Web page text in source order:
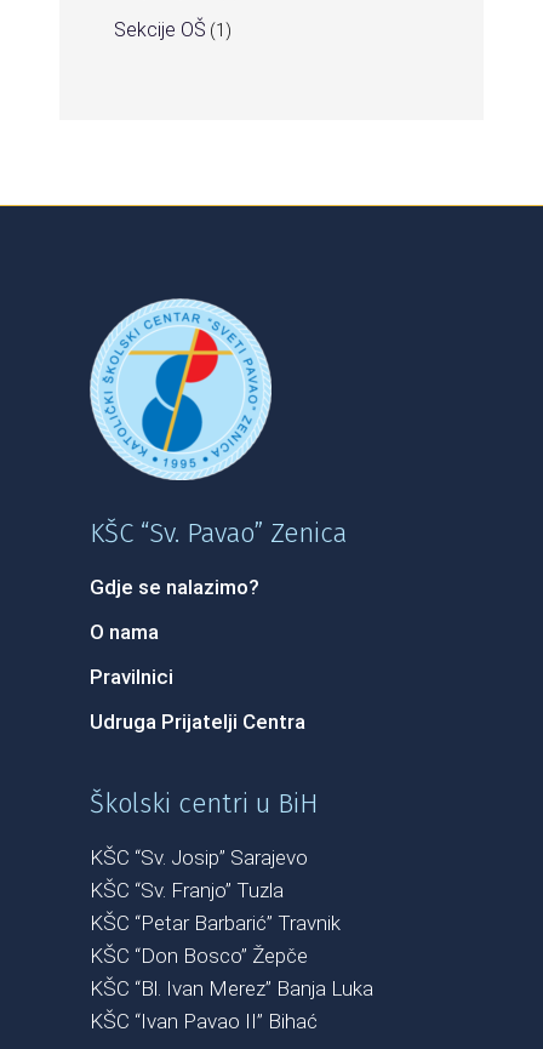
Sekcije OŠ (1)
KŠC “Sv. Pavao” Zenica
Gdje se nalazimo?
O nama
Pravilnici
Udruga Prijatelji Centra
Školski centri u BiH
KŠC “Sv. Josip” Sarajevo
KŠC “Sv. Franjo” Tuzla
KŠC “Petar Barbarić” Travnik
KŠC “Don Bosco” Žepče
KŠC “Bl. Ivan Merez” Banja Luka
KŠC “Ivan Pavao II” Bihać